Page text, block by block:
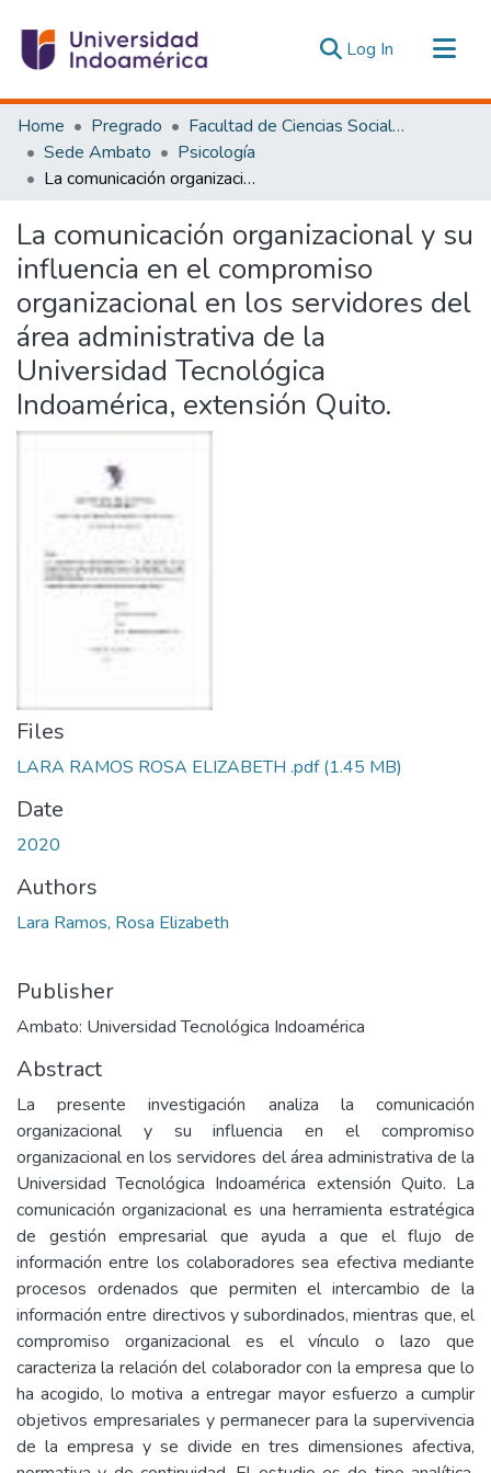
Log In (current)
Communities & Collections
All of DSpace
Statistics
Home Pregrado
Facultad de Ciencias Sociales y Humanas
Sede Ambato
Psicología
La comunicación organizacional y su influencia en el compromiso organizacional en los servidores del área administrativa de la Universidad Tecnológica Indoamérica, extensión Quito.
La comunicación organizacional y su
influencia en el compromiso
organizacional en los servidores del
área administrativa de la
Universidad Tecnológica
Indoamérica, extensión Quito.
Files
LARA RAMOS ROSA ELIZABETH .pdf(1.45 MB)
Date
2020
Authors
Lara Ramos, Rosa Elizabeth
Publisher
Ambato: Universidad Tecnológica Indoamérica
Abstract
La presente investigación analiza la comunicación
organizacional y su influencia en el compromiso
organizacional en los servidores del área administrativa de la
Universidad Tecnológica Indoamérica extensión Quito. La
comunicación organizacional es una herramienta estratégica
de gestión empresarial que ayuda a que el flujo de
información entre los colaboradores sea efectiva mediante
procesos ordenados que permiten el intercambio de la
información entre directivos y subordinados, mientras que, el
compromiso organizacional es el vínculo o lazo que
caracteriza la relación del colaborador con la empresa que lo
ha acogido, lo motiva a entregar mayor esfuerzo a cumplir
objetivos empresariales y permanecer para la supervivencia
de la empresa y se divide en tres dimensiones afectiva,